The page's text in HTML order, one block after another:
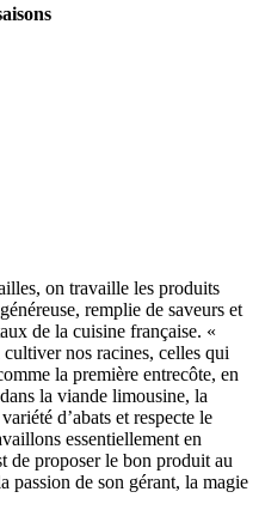
on travaille les produits
remplie de saveurs et
de la cuisine française. «
nos racines, celles qui
la première entrecôte, en
la viande limousine, la
d’abats et respecte le
essentiellement en
de proposer le bon produit au
passion de son gérant, la magie